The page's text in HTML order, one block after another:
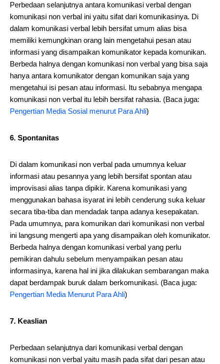
Perbedaan selanjutnya antara komunikasi verbal dengan
komunikasi non verbal ini yaitu sifat dari komunikasinya. Di
dalam komunikasi verbal lebih bersifat umum alias bisa
memiliki kemungkinan orang lain mengetahui pesan atau
informasi yang disampaikan komunikator kepada komunikan.
Berbeda halnya dengan komunikasi non verbal yang bisa saja
hanya antara komunikator dengan komunikan saja yang
mengetahui isi pesan atau informasi. Itu sebabnya mengapa
komunikasi non verbal itu lebih bersifat rahasia. (Baca juga:
Pengertian Media Sosial menurut Para Ahli)
6. Spontanitas
Di dalam komunikasi non verbal pada umumnya keluar
informasi atau pesannya yang lebih bersifat spontan atau
improvisasi alias tanpa dipikir. Karena komunikasi yang
menggunakan bahasa isyarat ini lebih cenderung suka keluar
secara tiba-tiba dan mendadak tanpa adanya kesepakatan.
Pada umumnya, para komunikan dari komunikasi non verbal
ini langsung mengerti apa yang disampaikan oleh komunikator.
Berbeda halnya dengan komunikasi verbal yang perlu
pemikiran dahulu sebelum menyampaikan pesan atau
informasinya, karena hal ini jika dilakukan sembarangan maka
dapat berdampak buruk dalam berkomunikasi. (Baca juga:
Pengertian Media Menurut Para Ahli)
7. Keaslian
Perbedaan selanjutnya dari komunikasi verbal dengan
komunikasi non verbal yaitu masih pada sifat dari pesan atau